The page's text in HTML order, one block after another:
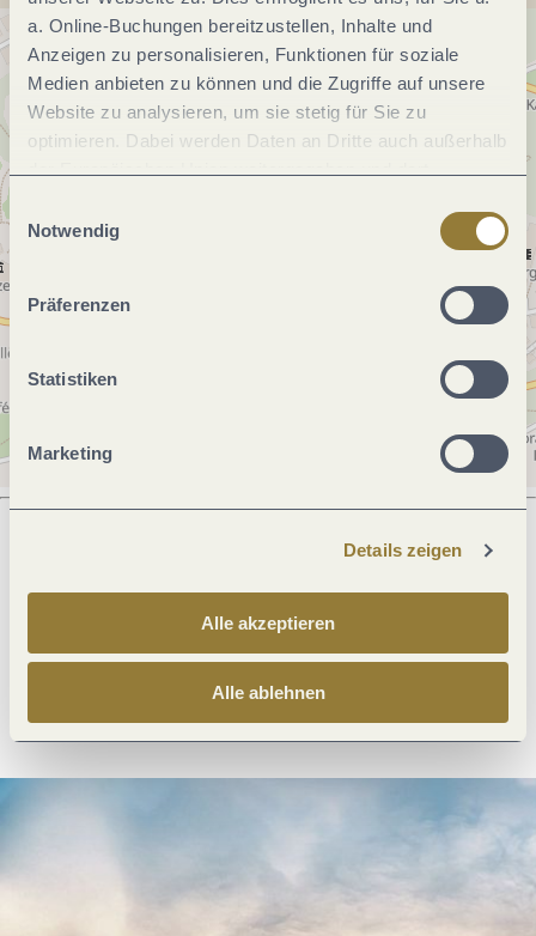
a. Online-Buchungen bereitzustellen, Inhalte und
Anzeigen zu personalisieren, Funktionen für soziale
Medien anbieten zu können und die Zugriffe auf unsere
Website zu analysieren, um sie stetig für Sie zu
optimieren. Dabei werden Daten an Dritte auch außerhalb
jederzeit widerrufen werden. Mit der Auswahl "Alle
ablehnen" kann es zu Beeinträchtigungen in der Nutzung
Notwendig
Präferenzen
Statistiken
Marketing
Details zeigen
Alle akzeptieren
Alle ablehnen
Anreise planen